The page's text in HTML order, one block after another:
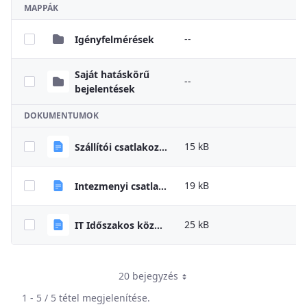
MAPPÁK
Igényfelmérések --
Saját hatáskörű
bejelentések
--
DOKUMENTUMOK
Szállítói csatlakozási nyilatkozat 15 kB
Intezmenyi csatlakozasi nyilatkozat uj sablon 2023 04 19 kB
IT Időszakos közbeszerzési díj nyilatkozat 25 kB
20 bejegyzés
1 - 5 / 5 tétel megjelenítése.